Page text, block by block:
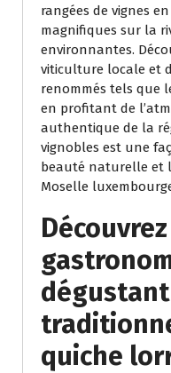
rangées de vignes
magnifiques sur la
environnantes.
viticulture locale et
renommés tels que
en profitant de
authentique de la
vignobles est une
beauté naturelle et
Moselle
quiche